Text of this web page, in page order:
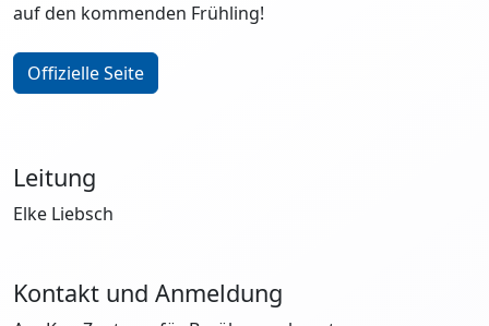
auf den kommenden Frühling!
Offizielle Seite
Leitung
Elke Liebsch
Kontakt und Anmeldung